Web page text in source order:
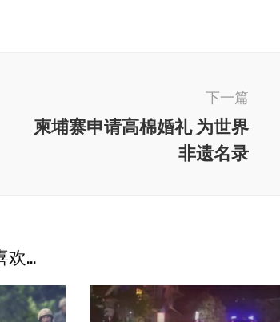
下一篇
柬埔寨申请高棉婚礼 为世界
非遗名录
欢...